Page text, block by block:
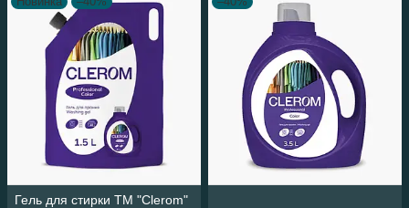
Гель для стирки ТМ "Clerom"